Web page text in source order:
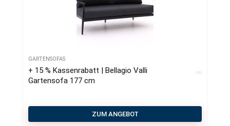
GARTENSOFAS
+ 15 % Kassenrabatt | Bellagio Valli
Gartensofa 177 cm
ZUM ANGEBOT